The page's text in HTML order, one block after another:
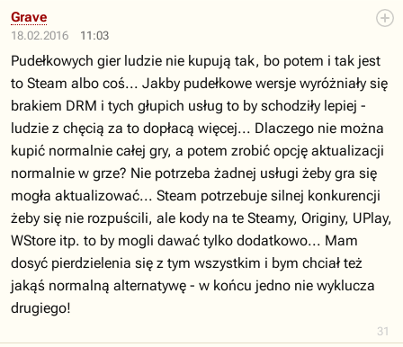
18.02.2016 11:03
31
Grave
Pudełkowych gier ludzie nie kupują tak, bo potem i tak jest
to Steam albo coś... Jakby pudełkowe wersje wyróżniały się
brakiem DRM i tych głupich usług to by schodziły lepiej -
ludzie z chęcią za to dopłacą więcej... Dlaczego nie można
kupić normalnie całej gry, a potem zrobić opcję aktualizacji
normalnie w grze? Nie potrzeba żadnej usługi żeby gra się
mogła aktualizować... Steam potrzebuje silnej konkurencji
żeby się nie rozpuścili, ale kody na te Steamy, Originy, UPlay,
WStore itp. to by mogli dawać tylko dodatkowo... Mam
dosyć pierdzielenia się z tym wszystkim i bym chciał też
jakąś normalną alternatywę - w końcu jedno nie wyklucza
drugiego!